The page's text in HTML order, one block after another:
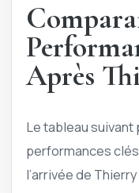
Après
Le tableau
performances
l’arrivée de